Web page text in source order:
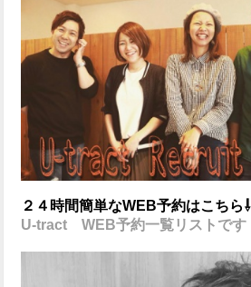
２４時間簡単なWEB予約はこちら⇩
U-tract WEB予約一覧リストです